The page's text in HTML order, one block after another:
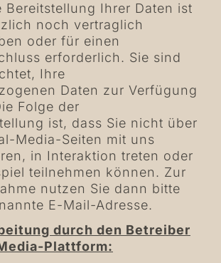
Bereitstellung Ihrer Daten ist
noch vertraglich
oder für einen
erforderlich. Sie sind
Ihre
Daten zur Verfügung
Folge der
ist, dass Sie nicht über
Media-Seiten mit uns
in Interaktion treten oder
teilnehmen können. Zur
nutzen Sie dann bitte
E-Mail-Adresse.
durch den Betreiber
Plattform: